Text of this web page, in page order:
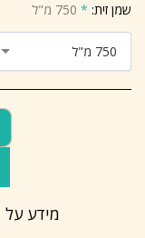
שמן זית: * 750 מ"ל
750 מ"ל
מידע על